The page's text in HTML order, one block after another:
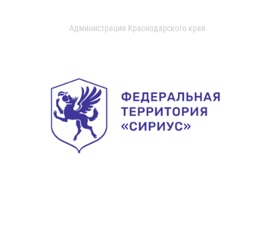
Администрация Краснодарского края